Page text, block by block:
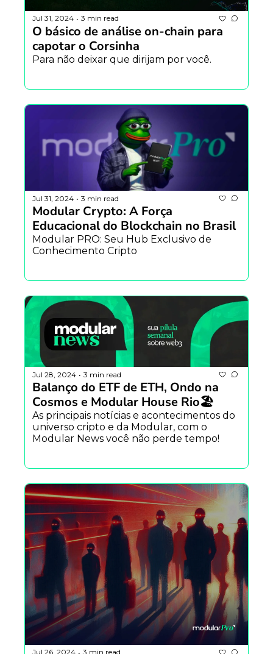
Jul 31, 2024 • 3 min read
O básico de análise on-chain para
capotar o Corsinha
Para não deixar que dirijam por você.
Jul 31, 2024 • 3 min read
Modular Crypto: A Força
Educacional do Blockchain no Brasil
Modular PRO: Seu Hub Exclusivo de
Conhecimento Cripto
Jul 28, 2024 • 3 min read
Balanço do ETF de ETH, Ondo na
Cosmos e Modular House Rio🏖️
As principais notícias e acontecimentos do
universo cripto e da Modular, com o
Modular News você não perde tempo!
Jul 26, 2024 3 min read